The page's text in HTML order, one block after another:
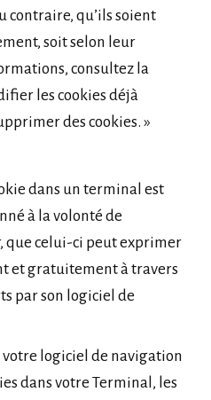
contraire, qu’ils soient
soit selon leur
consultez la
les cookies déjà
des cookies. »
dans un terminal est
à la volonté de
que celui-ci peut exprimer
et gratuitement à travers
par son logiciel de
votre logiciel de navigation
dans votre Terminal, les